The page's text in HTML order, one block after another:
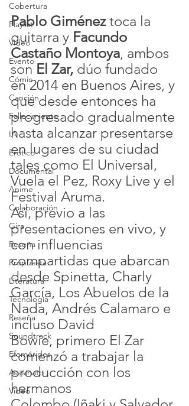
Cobertura
Playlist
Video
Evento
Cómic
Canción
Fallecimiento
IA
Erótico
Documental
Anime
Colaboración
Gira
Reseña
Propuesta
Literatura
Tecnología
Reseña
Soundtrack
Efemérides
Asesinato
Video
Pablo Giménez toca la
guitarra y Facundo
Castaño Montoya, ambos
son El Zar, dúo fundado
en 2014 en Buenos Aires, y
que desde entonces ha
progresado gradualmente
hasta alcanzar presentarse
en lugares de su ciudad
tales como El Universal,
Vuela el Pez, Roxy Live y el
Festival Aruma.
Así, previo a las
presentaciones en vivo, y
con influencias
compartidas que abarcan
desde Spinetta, Charly
García, Los Abuelos de la
Nada, Andrés Calamaro e
incluso David
Bowie, primero El Zar
comenzó a trabajar la
producción con los
hermanos